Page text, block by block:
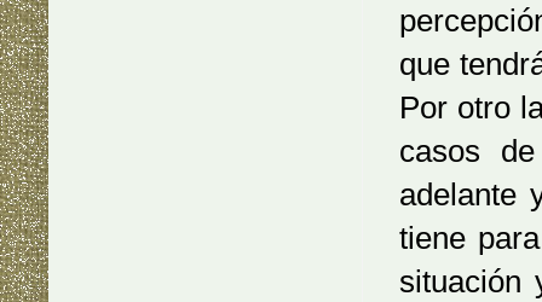
que
Por otro
casos
adelante
tiene
situación